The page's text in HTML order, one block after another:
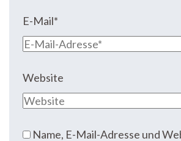
E-Mail*
Website
Name, E-Mail-Adresse und